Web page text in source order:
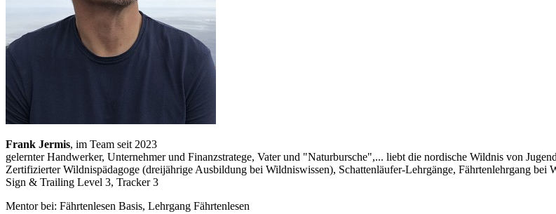
Frank Jermis, im Team seit 2023
gelernter Handwerker, Unternehmer und Finanzstratege, Vater und "Naturbursche",... liebt die nordische Wildnis von
Zertifizierter Wildnispädagoge (dreijährige Ausbildung bei Wildniswissen), Schattenläufer-Lehrgänge, Fährtenlehrgang
Sign & Trailing Level 3, Tracker 3
Mentor bei: Fährtenlesen Basis, Lehrgang Fährtenlesen